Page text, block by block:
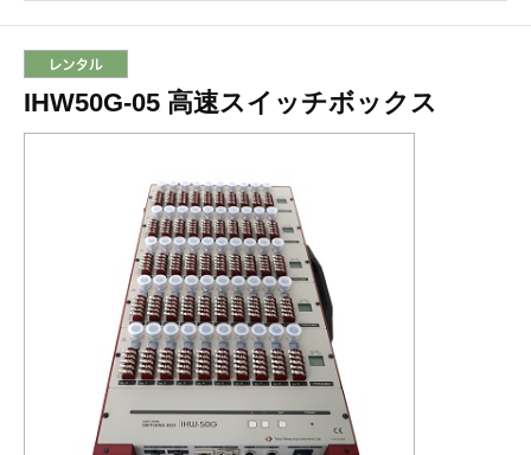
IHW50G-05 高速スイッチボックス